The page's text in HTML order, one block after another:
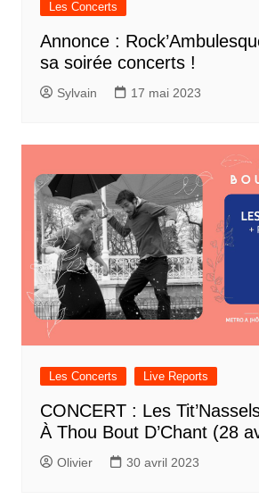
Les Concerts
Annonce :
sa soirée concerts !
Sylvain 17 mai 2023
Les Concerts Live Reports
CONCERT : Les
À Thou Bout D’Chant (28
Olivier 30 avril 2023